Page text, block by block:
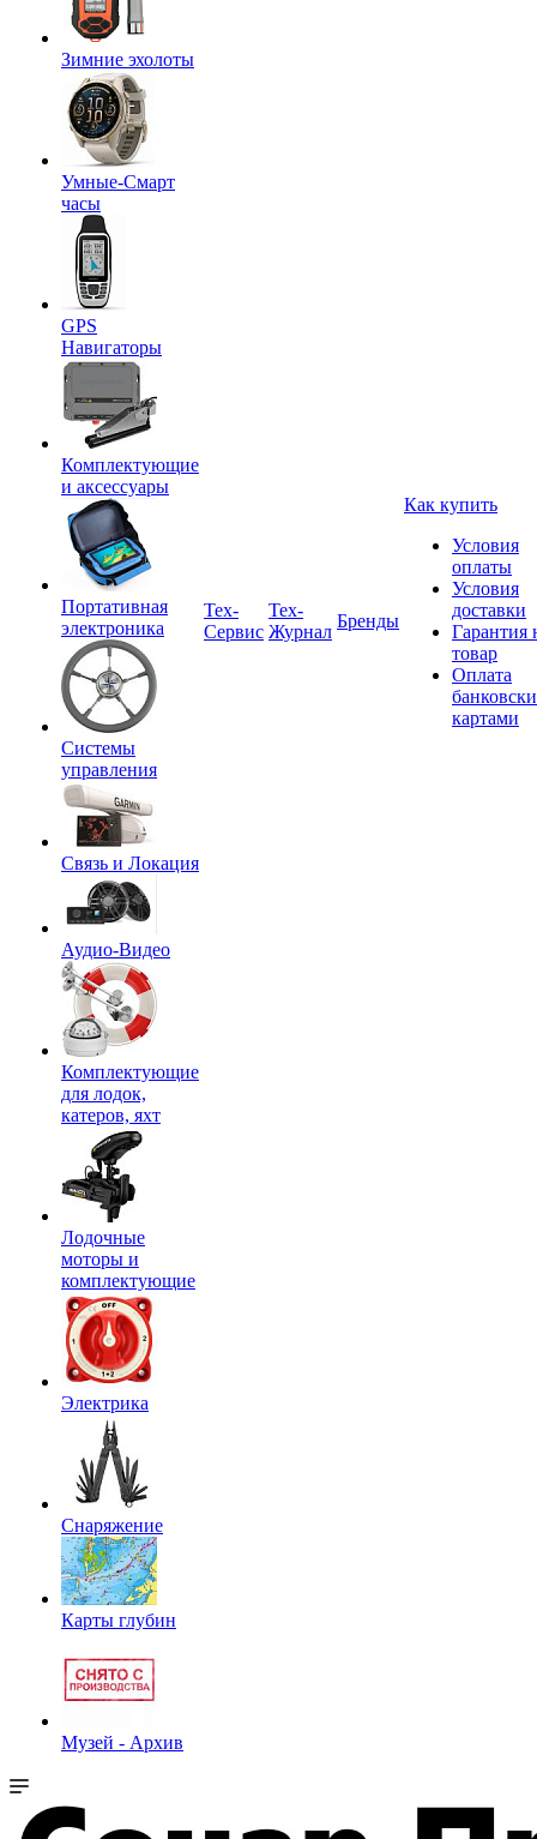
Зимние эхолоты
Умные-Смарт
часы
GPS
Навигаторы
Комплектующие
и аксессуары
Портативная
электроника
Системы
управления
Связь и Локация
Аудио-Видео
Комплектующие
для лодок,
катеров, яхт
Лодочные
моторы и
комплектующие
Электрика
Снаряжение
Карты глубин
Музей - Архив
Tex-
Сервис
Тех-
Журнал
Бренды
Как купить
Условия
оплаты
Условия
доставки
Гарантия
товар
Оплата
картами